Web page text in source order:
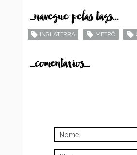
...navegue pelas tags...
INGLATERRA METRÔ
...comentarios...